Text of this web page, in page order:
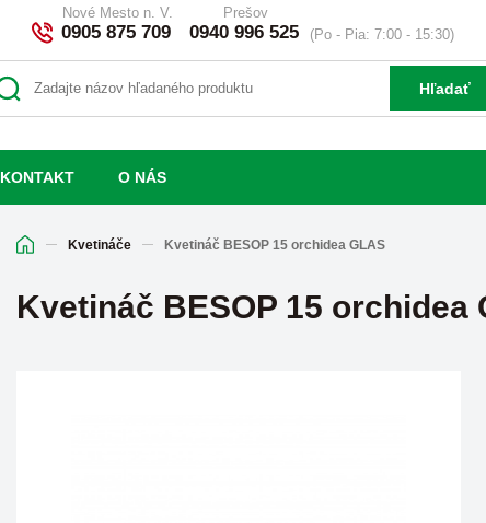
Nové Mesto n. V.
0905 875 709
Prešov
0940 996 525 (Po - Pia: 7:00 - 15:30)
Hľadať
KONTAKT O NÁS
Kvetináče Kvetináč BESOP 15 orchidea GLAS
Kvetináč BESOP 15 orchidea